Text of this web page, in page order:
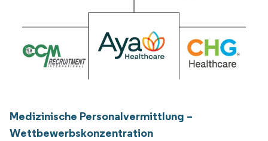
Medizinische Personalvermittlung –
Wettbewerbskonzentration